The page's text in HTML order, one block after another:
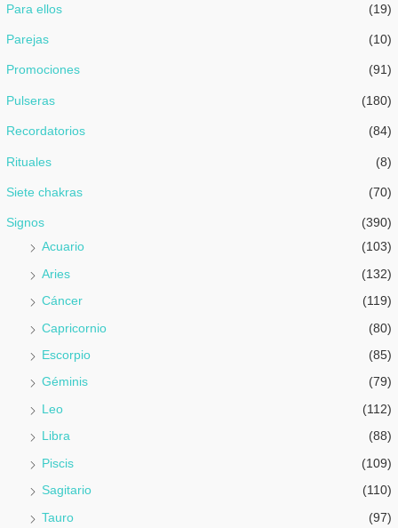
Para ellos (19)
Parejas (10)
Promociones (91)
Pulseras (180)
Recordatorios (84)
Rituales (8)
Siete chakras (70)
Signos
(390)
Acuario
(103)
Aries (132)
Cáncer (119)
Capricornio (80)
Escorpio (85)
Géminis (79)
Leo (112)
Libra (88)
Piscis (109)
Sagitario (110)
Tauro (97)